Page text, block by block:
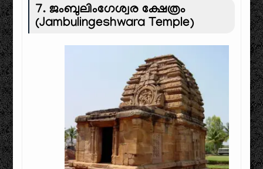
7. ജംബുലിംഗേശ്വര ക്ഷേത്രം
(Jambulingeshwara Temple)